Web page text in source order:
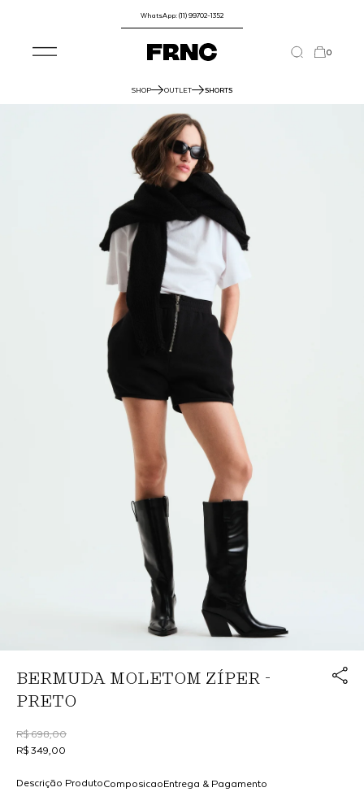
WhatsApp: (11) 99702-1352
0
SHOP OUTLET SHORTS
BERMUDA MOLETOM ZÍPER -
PRETO
Link
R$ 698,00
R$ 349,00
Composicao
Descrição Produto Entrega & Pagamento